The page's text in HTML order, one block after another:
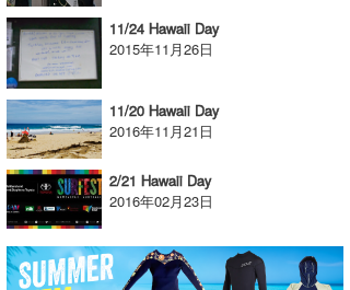
11/24 Hawaii Day
2015年11月26日
11/20 Hawaii Day
2016年11月21日
2/21 Hawaii Day
2016年02月23日
YUKI☆
たっちー
ハンマー
まっきー
三輪予報士
小川予報士